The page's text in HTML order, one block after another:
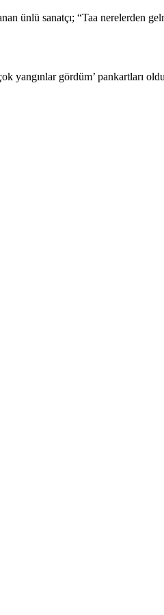
ünlü sanatçı; “Taa nerelerden
yangınlar gördüm’ pankartları